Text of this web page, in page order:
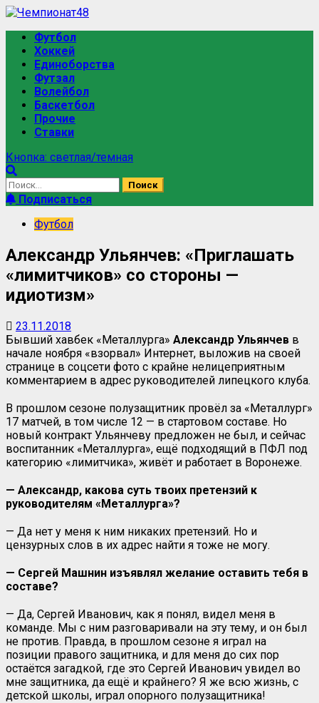
Перейти
содержимому
Основное
меню
Футбол
Хоккей
Единоборства
Футзал
Волейбол
Баскетбол
Прочие
Ставки
Кнопка: светлая/темная
Найти:
Подписаться
Футбол
Александр Ульянчев: «Приглашать
«лимитчиков» со стороны —
идиотизм»
23.11.2018
Бывший хавбек «Металлурга» Александр Ульянчев в
начале ноября «взорвал» Интернет, выложив на своей
странице в соцсети фото с крайне нелицеприятным
комментарием в адрес руководителей липецкого клуба.
В прошлом сезоне полузащитник провёл за «Металлург»
17 матчей, в том числе 12 — в стартовом составе. Но
новый контракт Ульянчеву предложен не был, и сейчас
воспитанник «Металлурга», ещё подходящий в ПФЛ под
категорию «лимитчика», живёт и работает в Воронеже.
— Александр, какова суть твоих претензий к
руководителям «Металлурга»?
— Да нет у меня к ним никаких претензий. Но и
цензурных слов в их адрес найти я тоже не могу.
— Сергей Машнин изъявлял желание оставить тебя в
составе?
— Да, Сергей Иванович, как я понял, видел меня в
команде. Мы с ним разговаривали на эту тему, и он был
не против. Правда, в прошлом сезоне я играл на
позиции правого защитника, и для меня до сих пор
остаётся загадкой, где это Сергей Иванович увидел во
мне защитника, да ещё и крайнего? Я же всю жизнь, с
детской школы, играл опорного полузащитника!